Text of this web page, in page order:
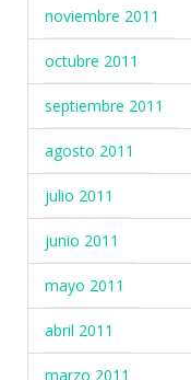
noviembre 2011
octubre 2011
septiembre 2011
agosto 2011
julio 2011
junio 2011
mayo 2011
abril 2011
marzo 2011